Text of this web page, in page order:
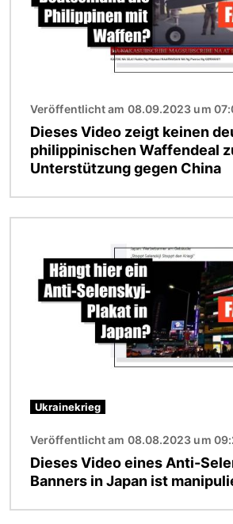
Veröffentlicht am 08.09.2023 um
Dieses Video zeigt keinen
philippinischen Waffendeal
Unterstützung gegen China
Ukrainekrieg
Veröffentlicht am 08.08.2023 um
Dieses Video eines Anti-
Banners in Japan ist